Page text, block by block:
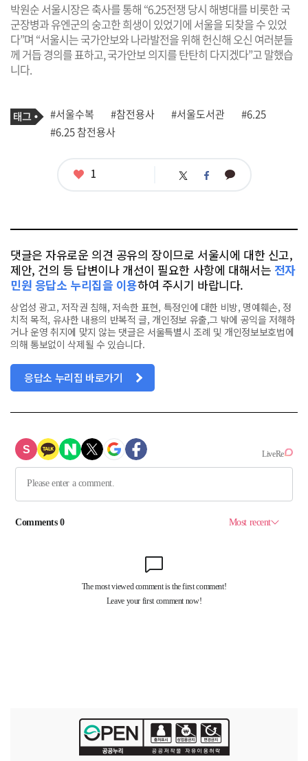
박원순 서울시장은 축사를 통해 “6.25전쟁 당시 해병대를 비롯한 국
군장병과 유엔군의 숭고한 희생이 있었기에 서울을 되찾을 수 있었
다”며 “서울시는 국가안보와 나라발전을 위해 헌신해 오신 여러분들
께 거듭 경의를 표하고, 국가안보 의지를 탄탄히 다지겠다”고 말했습
니다.
기
사
관
련
태
그
#서울수복 #참전용사 #서울도서관
#6.25
#6.25 참전용사
좋
1 트 페 카
댓글은 자유로운 의견 공유의 장이므로 서울시에 대한 신고,
제안, 건의 등 답변이나 개선이 필요한 사항에 대해서는 전자
민원 응답소 누리집을 이용하여 주시기 바랍니다.
상업성 광고, 저작권 침해, 저속한 표현, 특정인에 대한 비방, 명예훼손, 정
치적 목적, 유사한 내용의 반복적 글, 개인정보 유출,그 밖에 공익을 저해하
거나 운영 취지에 맞지 않는 댓글은 서울특별시 조례 및 개인정보보호법에
의해 통보없이 삭제될 수 있습니다.
응답소 누리집 바로가기